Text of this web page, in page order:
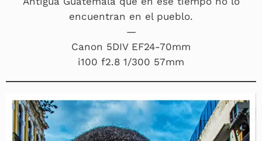
encuentran en el pueblo.
—
Canon 5DIV EF24-70mm
i100 f2.8 1/300 57mm